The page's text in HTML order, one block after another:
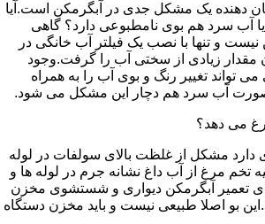
دهنده یک مشکل جدی در آبگرمکن است.آیا
آب سرد هم بوی نامطبوعی دارد؟ گاهی
نیست و تنها با نصب یک فیلتر آب خانگی در
مقدار زیادی از سختی آب را گرفت.وجود
تواند تغییر رنگ و بوی آب را به همراه
صورت آب سرد هم دچار این مشکل می شود.
دارد مشکل از غلظت بالای سولفات در لوله
تخم مرغ از آب داغ نشانه جرم در لوله ها و
تعمیر آبگرمکن دیواری و شستشوی مخزن
بو اصلا طبیعی نیست و باید مخزن دستگاه